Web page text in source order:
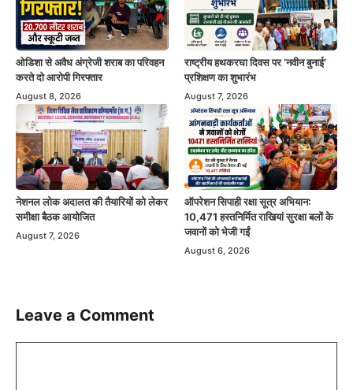
ओडिशा से अवैध अंग्रेजी शराब का परिवहन
करते दो आरोपी गिरफ्तार
August 8, 2026
राष्ट्रीय हथकरघा दिवस पर ‘नवीन बुनाई’
प्रशिक्षण का शुभारंभ
August 7, 2026
नेशनल लोक अदालत की तैयारियों को लेकर
समीक्षा बैठक आयोजित
August 7, 2026
ऑपरेशन सिपाही रक्षा सूत्र अभियान:
10,471 हस्तनिर्मित राखियां सुरक्षा बलों के
जवानों को भेजी गईं
August 6, 2026
Leave a Comment